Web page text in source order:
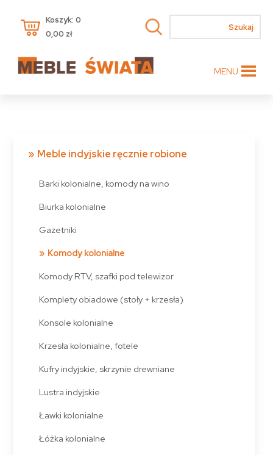
Koszyk: 0
0,00 zł
MENU
Meble indyjskie ręcznie robione
Barki kolonialne, komody na wino
Biurka kolonialne
Gazetniki
Komody kolonialne
Komody RTV, szafki pod telewizor
Komplety obiadowe (stoły + krzesła)
Konsole kolonialne
Krzesła kolonialne, fotele
Kufry indyjskie, skrzynie drewniane
Lustra indyjskie
Ławki kolonialne
Łóżka kolonialne